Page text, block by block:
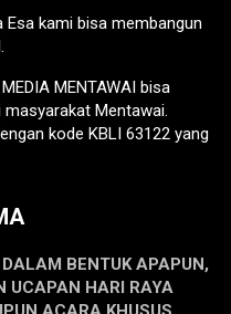
Esa kami bisa membangun
MENTAWAI bisa
Mentawai.
kode KBLI 63122 yang
BENTUK APAPUN,
UCAPAN HARI RAYA